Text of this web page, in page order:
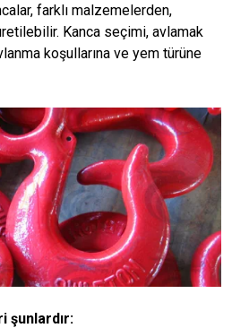
farklı malzemelerden,
Kanca seçimi, avlamak
koşullarına ve yem türüne
şunlardır: